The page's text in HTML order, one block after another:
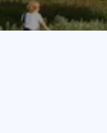
Winkelen
Markten